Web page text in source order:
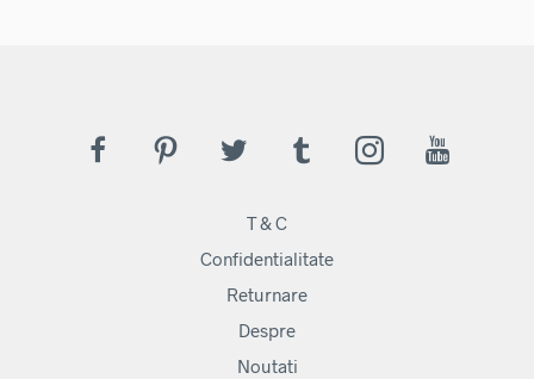
T & C
Confidentialitate
Returnare
Despre
Noutati